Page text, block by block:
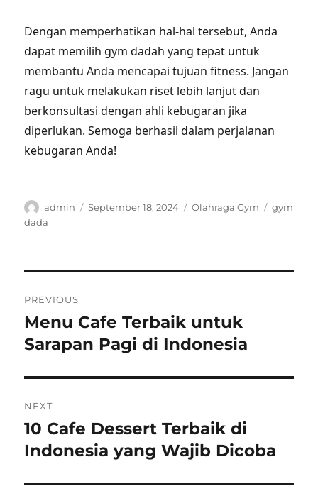
Dengan memperhatikan hal-hal tersebut, Anda
dapat memilih gym dadah yang tepat untuk
membantu Anda mencapai tujuan fitness. Jangan
ragu untuk melakukan riset lebih lanjut dan
berkonsultasi dengan ahli kebugaran jika
diperlukan. Semoga berhasil dalam perjalanan
kebugaran Anda!
Author
admin
Posted
September 18, 2024 Categories
Olahraga Gym Tags
gym
dada
navigation
PREVIOUS
Previous
post:
Menu Cafe Terbaik untuk
Sarapan Pagi di Indonesia
NEXT
Next
post:
10 Cafe Dessert Terbaik di
Indonesia yang Wajib Dicoba